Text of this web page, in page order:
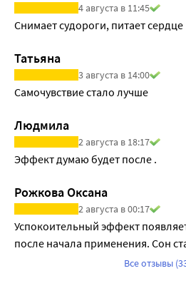
4 августа в 11:45
Снимает судороги, питает сердце
Татьяна
3 августа в 14:00
Самочувствие стало лучше
Людмила
2 августа в 18:17
Эффект думаю будет после .
Рожкова Оксана
2 августа в 00:17
Успокоительный эффект
после начала применения. Сон
Все отзывы